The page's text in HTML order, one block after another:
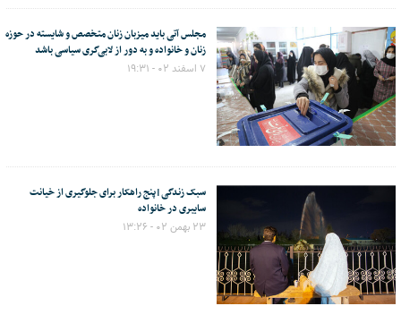
مجلس آتی باید میزبان زنان متخصص و شایسته در حوزه
زنان و خانواده و به دور از لابی‌گری سیاسی باشد
۷ اسفند ۰۲ - ۱۹:۳۱
سبک زندگی|پنج راهکار برای جلوگیری از خیانت
سایبری در خانواده
۲۳ بهمن ۰۲ - ۱۳:۲۶